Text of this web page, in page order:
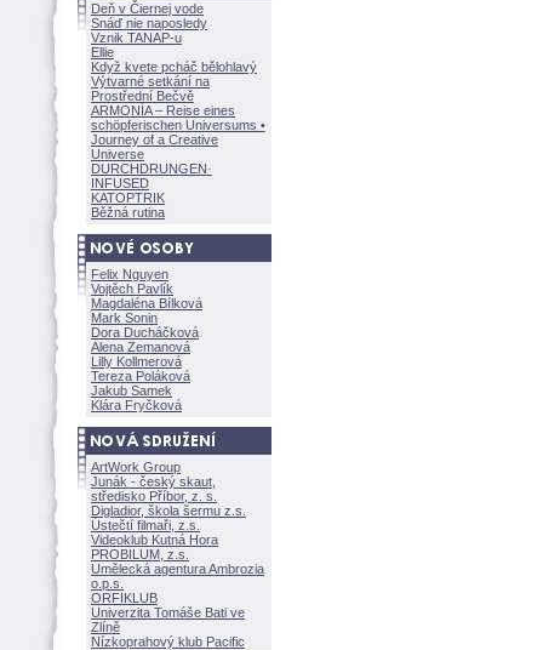
Deň v Čiernej vode
Snáď nie naposledy
Vznik TANAP-u
Ellie
Když kvete pcháč bělohlavý
Výtvarné setkání na
Prostřední Bečvě
ARMONÍA – Reise eines
schöpferischen Universums •
Journey of a Creative
Universe
DURCHDRUNGEN·
INFUSED
KATOPTRIK
Běžná rutina
Felix Nguyen
Vojtěch Pavlík
Magdaléna Bílkov
Mark Sonin
Dora Ducháčkov
Alena Zemanov
Lilly Kollmerov
Tereza Polákov
Jakub Samek
Klára Fryčkov
ArtWork Group
Junák - český skaut,
středisko Příbor, z. s.
Digladior, škola šermu z.s.
Ústečtí filmaři, z.s.
Videoklub Kutná Hora
PROBILUM, z.s.
Umělecká agentura Ambrozia
o.p.s.
ORFIKLUB
Univerzita Tomáše Bati ve
Zlíně
Nízkoprahový klub Pacific